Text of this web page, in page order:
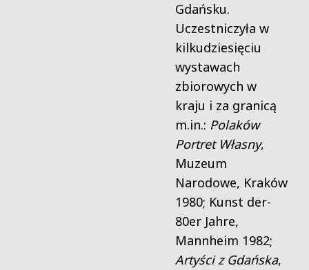
Gdańsku.
Uczestniczyła w
kilkudziesięciu
wystawach
zbiorowych w
kraju i za granicą
m.in.: Polaków
Portret Własny,
Muzeum
Narodowe, Kraków
1980; Kunst der-
80er Jahre,
Mannheim 1982;
Artyści z Gdańska,